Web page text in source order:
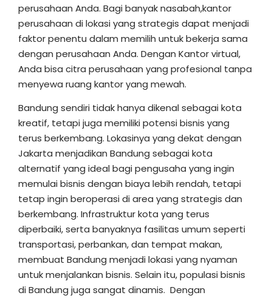
perusahaan Anda. Bagi banyak nasabah,kantor
perusahaan di lokasi yang strategis dapat menjadi
faktor penentu dalam memilih untuk bekerja sama
dengan perusahaan Anda. Dengan Kantor virtual,
Anda bisa citra perusahaan yang profesional tanpa
menyewa ruang kantor yang mewah.
Bandung sendiri tidak hanya dikenal sebagai kota
kreatif, tetapi juga memiliki potensi bisnis yang
terus berkembang. Lokasinya yang dekat dengan
Jakarta menjadikan Bandung sebagai kota
alternatif yang ideal bagi pengusaha yang ingin
memulai bisnis dengan biaya lebih rendah, tetapi
tetap ingin beroperasi di area yang strategis dan
berkembang. Infrastruktur kota yang terus
diperbaiki, serta banyaknya fasilitas umum seperti
transportasi, perbankan, dan tempat makan,
membuat Bandung menjadi lokasi yang nyaman
untuk menjalankan bisnis. Selain itu, populasi bisnis
di Bandung juga sangat dinamis. Dengan